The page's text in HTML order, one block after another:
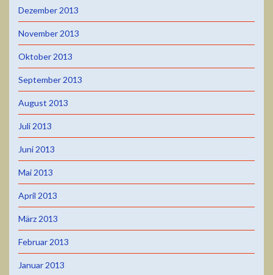
Dezember 2013
November 2013
Oktober 2013
September 2013
August 2013
Juli 2013
Juni 2013
Mai 2013
April 2013
März 2013
Februar 2013
Januar 2013